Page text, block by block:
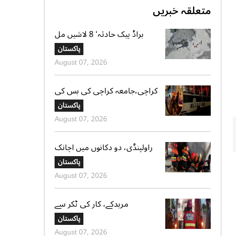
متعلقہ خبریں
براڈ پیک حادثہ‘ 8 لاشیں مل
گئیں، ایک تک رسائی مشکل، 2
کی تلاش جاری‘ صدر الپائن کلب
پاکستان
August 07, 2026
کراچی،جامعہ کراچی کی بس کی
ٹکر سے موٹر سائیکل سوار لڑکی
جاں بحق،ڈرائیور گرفتار
پاکستان
August 07, 2026
راولپنڈی، دو دکانوں میں اچانک
آگ بھڑک اٹھی، ریسکیو کی
بروقت کارروائی، بڑا نقصان ٹل
گیا
پاکستان
August 07, 2026
مریدکے، کار کی ٹکر سے
موٹرسائیکل سوار 2 دوست جاں
بحق، بچہ شدید زخمی
پاکستان
August 07, 2026